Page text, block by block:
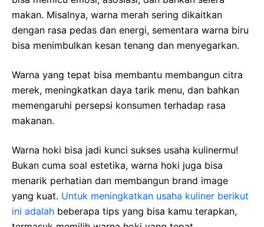
makan. Misalnya, warna merah sering dikaitkan
dengan rasa pedas dan energi, sementara warna biru
bisa menimbulkan kesan tenang dan menyegarkan.
Warna yang tepat bisa membantu membangun citra
merek, meningkatkan daya tarik menu, dan bahkan
memengaruhi persepsi konsumen terhadap rasa
makanan.
Warna hoki bisa jadi kunci sukses usaha kulinermu!
Bukan cuma soal estetika, warna hoki juga bisa
menarik perhatian dan membangun brand image
yang kuat. Untuk meningkatkan usaha kuliner berikut
ini adalah beberapa tips yang bisa kamu terapkan,